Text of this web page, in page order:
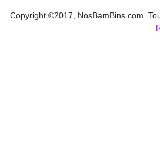
Copyright ©2017, NosBamBins.com.